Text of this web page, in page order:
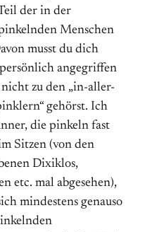
der in der
Menschen
musst du dich
angegriffen
zu den „in-aller-
gehörst. Ich
die pinkeln fast
Sitzen (von den
Dixiklos,
etc. mal abgesehen),
mindestens genauso